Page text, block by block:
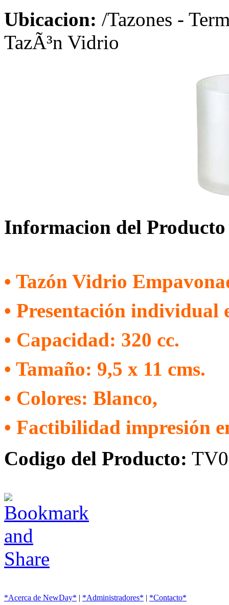
Ubicacion: /Tazones -
TazÃ³n Vidrio
Informacion del Producto
• Tazón Vidrio
• Presentación individual
• Capacidad: 320 cc.
• Tamaño: 9,5 x 11 cms.
• Colores: Blanco,
• Factibilidad impresión
Codigo del Producto:
*Acerca de NewDay* | *Administradores* | *Contacto*